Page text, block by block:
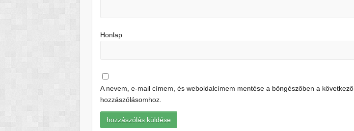
Honlap
A nevem, e-mail címem, és weboldalcímem mentése a böngészőben a következő
hozzászólásomhoz.